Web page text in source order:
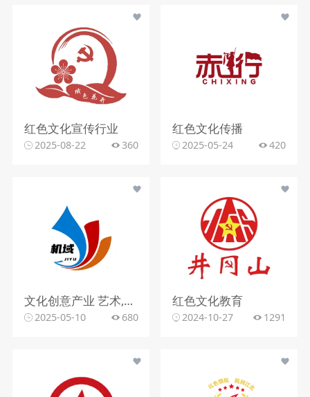
红色文化宣传行业
2025-08-22 360
红色文化传播
2025-05-24 420
文化创意产业 艺术,抽象,色彩 该logo设计以简洁而富有创意的方式呈现。图形部分由几个抽象的色块组成，蓝色、红色和橙色的渐变 色块相互交织，形成一种动感和流畅的视觉效果，仿佛是艺术创作中的笔触或流动的线条。整体造型简 洁明了，却又富有变化和层次感，展现出一种现代感和时尚感，给人留下深刻的印象。
2025-05-10 680
红色文化教育
2024-10-27 1291